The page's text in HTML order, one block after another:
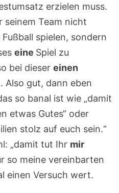
erzielen muss.
seinem Team nicht
spielen, sondern
eine Spiel zu
bei diesereinen
Also gut, dann eben
so banal ist wie „damit
etwas Gutes“ oder
stolz auf euch sein.“
„damit tut Ihr mir
so meine vereinbarten
einen Versuch wert.